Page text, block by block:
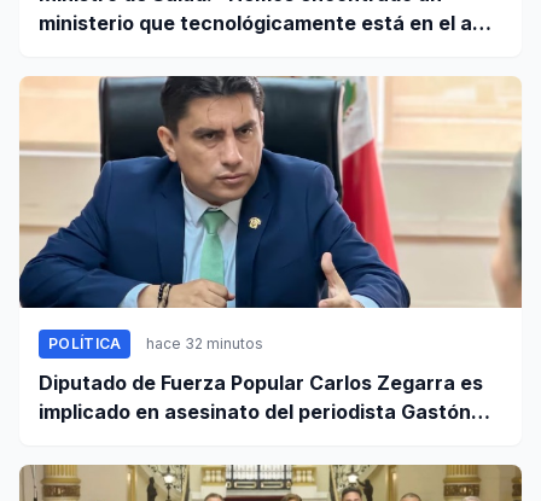
ministerio que tecnológicamente está en el año
POLÍTICA hace 32 minutos
Diputado de Fuerza Popular Carlos Zegarra es
implicado en asesinato del periodista Gastón